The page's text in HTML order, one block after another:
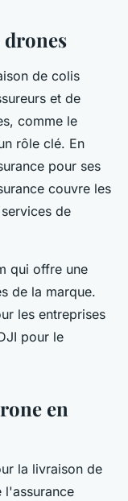
drones
de colis
et de
comme le
rôle clé. En
pour ses
couvre les
de
qui offre une
de la marque.
les entreprises
pour le
en
la livraison de